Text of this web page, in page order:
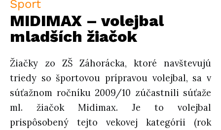
Šport
MIDIMAX – volejbal
mladších žiačok
Žiačky zo ZŠ Záhorácka, ktoré navštevujú
triedy so športovou prípravou volejbal, sa v
súťažnom ročníku 2009/10 zúčastnili súťaže
ml. žiačok Midimax. Je to volejbal
prispôsobený tejto vekovej kategórii (rok